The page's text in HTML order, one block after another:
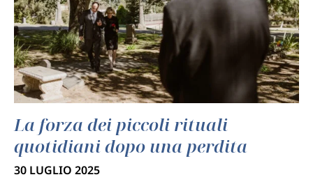
La forza dei piccoli rituali
quotidiani dopo una perdita
30 LUGLIO 2025